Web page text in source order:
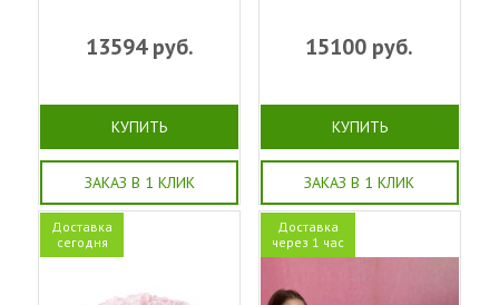
13594руб.
КУПИТЬ
ЗАКАЗ В 1 КЛИК
15100 руб.
КУПИТЬ
ЗАКАЗ В 1 КЛИК
Доставка
сегодня
Доставка
через 1 час